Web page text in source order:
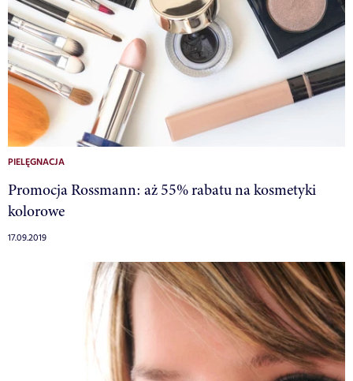
PIELĘGNACJA
Promocja Rossmann: aż 55% rabatu na kosmetyki
kolorowe
17.09.2019